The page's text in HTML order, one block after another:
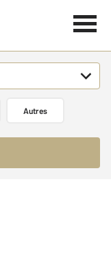
Autres